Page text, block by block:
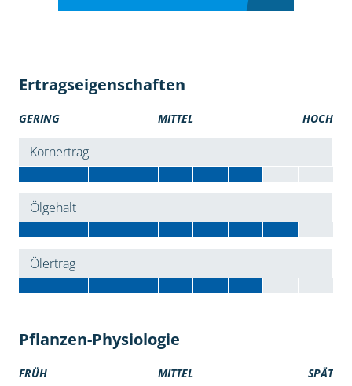
Ertragseigenschaften
GERING MITTEL HOCH
Kornertrag
Ölgehalt
Ölertrag
Pflanzen-Physiologie
FRÜH MITTEL SPÄT